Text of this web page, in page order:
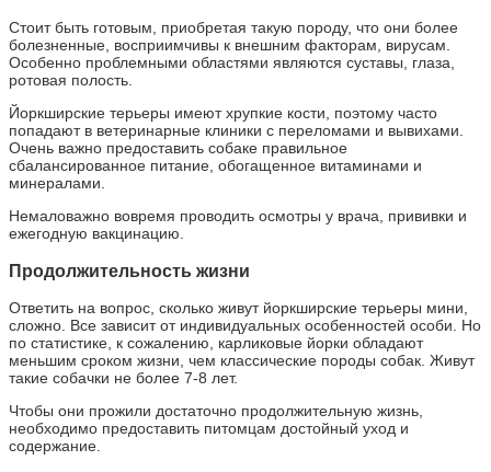
Стоит быть готовым, приобретая такую породу, что они более
болезненные, восприимчивы к внешним факторам, вирусам.
Особенно проблемными областями являются суставы, глаза,
ротовая полость.
Йоркширские терьеры имеют хрупкие кости, поэтому часто
попадают в ветеринарные клиники с переломами и вывихами.
Очень важно предоставить собаке правильное
сбалансированное питание, обогащенное витаминами и
минералами.
Немаловажно вовремя проводить осмотры у врача, прививки и
ежегодную вакцинацию.
Продолжительность жизни
Ответить на вопрос, сколько живут йоркширские терьеры мини,
сложно. Все зависит от индивидуальных особенностей особи. Но
по статистике, к сожалению, карликовые йорки обладают
меньшим сроком жизни, чем классические породы собак. Живут
такие собачки не более 7-8 лет.
Чтобы они прожили достаточно продолжительную жизнь,
необходимо предоставить питомцам достойный уход и
содержание.